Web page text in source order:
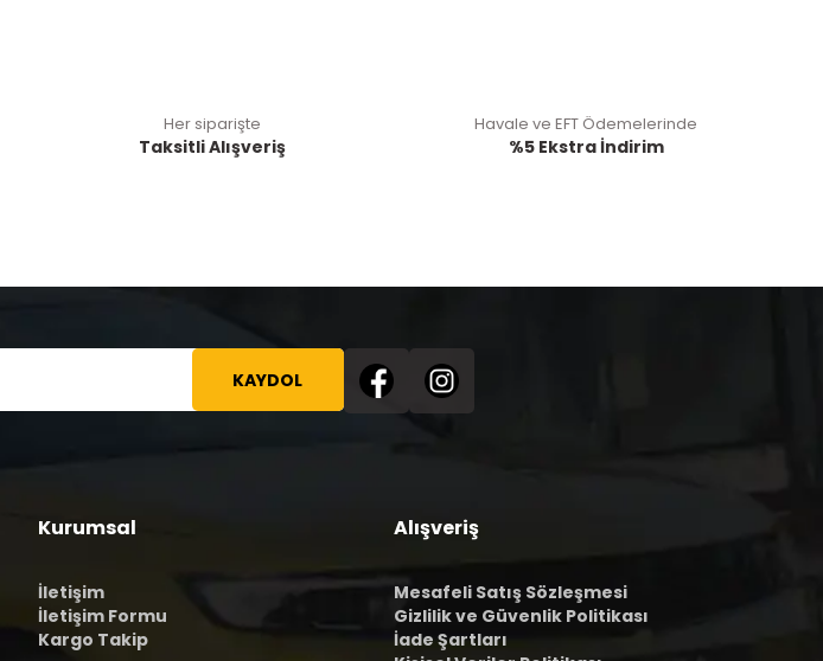
Her siparişte
Taksitli Alışveriş
Havale ve EFT Ödemelerinde
%5 Ekstra İndirim
KAYDOL
Kurumsal
İletişim
İletişim Formu
Kargo Takip
Alışveriş
Mesafeli Satış Sözleşmesi
Gizlilik ve Güvenlik Politikası
İade Şartları